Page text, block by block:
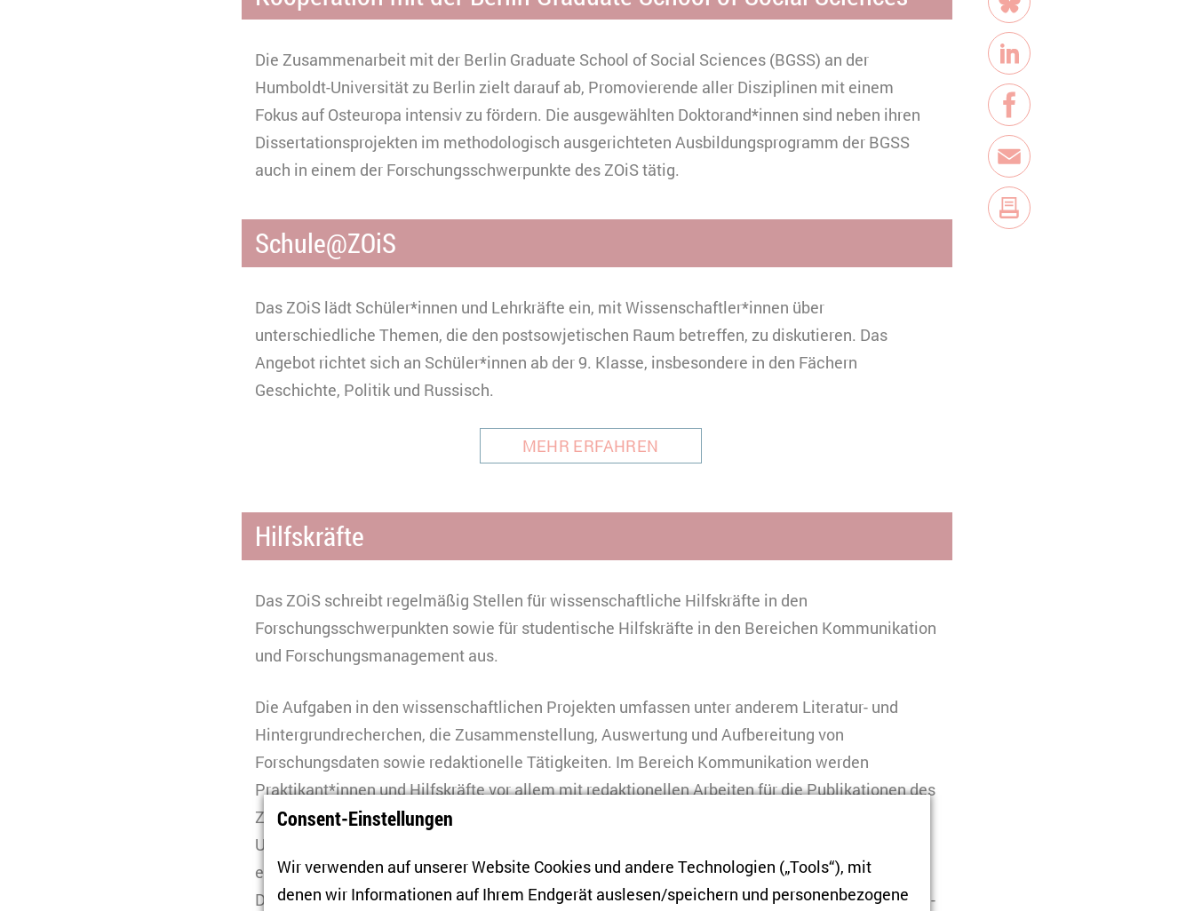
Die Zusammenarbeit mit der Berlin Graduate School of Social Sciences (BGSS) an der
Humboldt-Universität zu Berlin zielt darauf ab, Promovierende aller Disziplinen mit einem
Fokus auf Osteuropa intensiv zu fördern. Die ausgewählten Doktorand*innen sind neben ihren
Dissertationsprojekten im methodologisch ausgerichteten Ausbildungsprogramm der BGSS
auch in einem der Forschungsschwerpunkte des ZOiS tätig.
Schule@ZOiS
Das ZOiS lädt Schüler*innen und Lehrkräfte ein, mit Wissenschaftler*innen über
unterschiedliche Themen, die den postsowjetischen Raum betreffen, zu diskutieren. Das
Angebot richtet sich an Schüler*innen ab der 9. Klasse, insbesondere in den Fächern
Geschichte, Politik und Russisch.
MEHR ERFAHREN
Hilfskräfte
Das ZOiS schreibt regelmäßig Stellen für wissenschaftliche Hilfskräfte in den
Forschungsschwerpunkten sowie für studentische Hilfskräfte in den Bereichen Kommunikation
und Forschungsmanagement aus.
Die Aufgaben in den wissenschaftlichen Projekten umfassen unter anderem Literatur- und
Hintergrundrecherchen, die Zusammenstellung, Auswertung und Aufbereitung von
Forschungsdaten sowie redaktionelle Tätigkeiten. Im Bereich Kommunikation werden
Praktikant*innen und Hilfskräfte vor allem mit redaktionellen Arbeiten für die Publikationen des
ZOiS, Mithilfe bei der Podcastproduktion, Webseitenredaktion, Recherchearbeiten und der
Unterstützung bei der Organisation von Veranstaltungen betraut. Im Forschungsmanagement
erhalten Praktikant*innen und Hilfskräfte unter anderem Einblicke in die Antragsberatung bei
Drittmittelvorhaben, das Berichtswesen im Forschungsinformationssystem VIVO und das Open-
Bluesky
LinkedIn
Facebook
E-Mail
Consent-Einstellungen
Wir verwenden auf unserer Website Cookies und andere Technologien („Tools“), mit
denen wir Informationen auf Ihrem Endgerät auslesen/speichern und personenbezogene